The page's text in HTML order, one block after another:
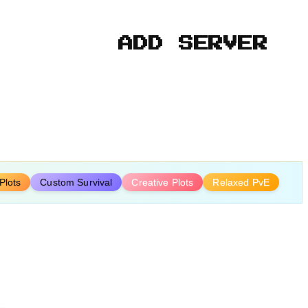
ADD SERVER
Custom Survival Creative Plots Relaxed PvE